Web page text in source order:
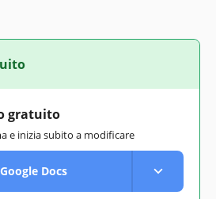
gratuito
e inizia subito a modificare
Docs